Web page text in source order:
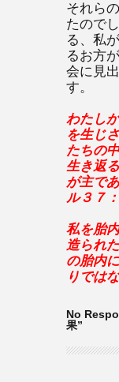
それら
たので
る、私
るお方
会に見
す。
わたし
を生じ
たちの
生き返
が主で
ル３７
私を胎
造られ
の胎内
りでは
No
果”